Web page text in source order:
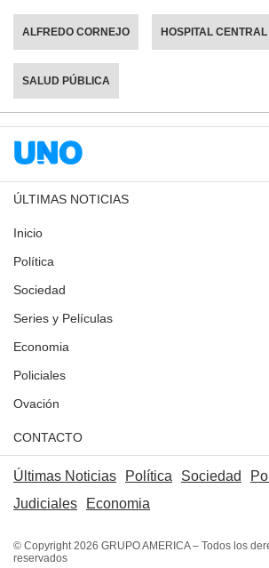
ALFREDO CORNEJO HOSPITAL CENTRAL
SALUD PÚBLICA
ÚLTIMAS NOTICIAS
Inicio
Política
Sociedad
Series y Películas
Economia
Policiales
Ovación
CONTACTO
Últimas Noticias Política Sociedad
Judiciales
Economia
© Copyright 2026 GRUPO AMERICA – Todos los
reservados